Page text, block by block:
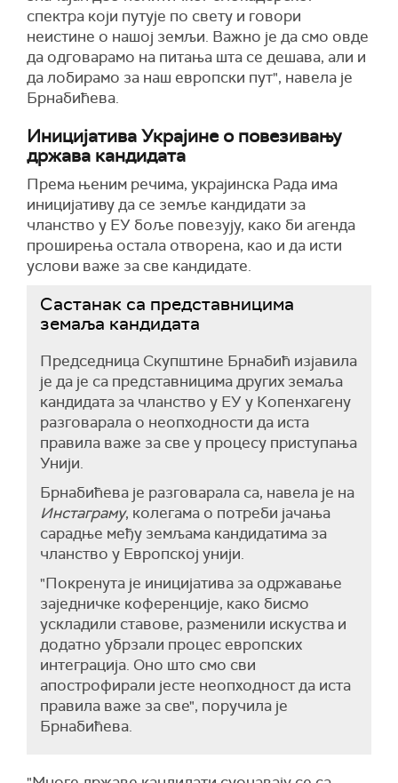
спектра који путује по свету и говори
неистине о нашој земљи. Важно је да смо овде
да одговарамо на питања шта се дешава, али и
да лобирамо за наш европски пут", навела је
Брнабићева.
Иницијатива Украјине о повезивању
држава кандидата
Према њеним речима, украјинска Рада има
иницијативу да се земље кандидати за
чланство у ЕУ боље повезују, како би агенда
проширења остала отворена, као и да исти
услови важе за све кандидате.
Састанак са представницима
земаља кандидата
Председница Скупштине Брнабић изјавила
је да је са представницима других земаља
кандидата за чланство у ЕУ у Копенхагену
разговарала о неопходности да иста
правила важе за све у процесу приступања
Унији.
Брнабићева је разговарала са, навела је на
Инстаграму, колегама о потреби јачања
сарадње међу земљама кандидатима за
чланство у Европској унији.
"Покренута је иницијатива за одржавање
заједничке коференције, како бисмо
ускладили ставове, разменили искуства и
додатно убрзали процес европских
интеграција. Оно што смо сви
апострофирали јесте неопходност да иста
правила важе за све", поручила је
Брнабићева.